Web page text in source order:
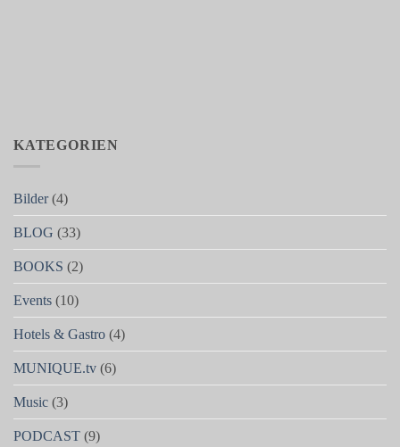
KATEGORIEN
Bilder(4)
BLOG (33)
BOOKS (2)
Events (10)
Hotels & Gastro (4)
MUNIQUE.tv (6)
Music (3)
PODCAST (9)